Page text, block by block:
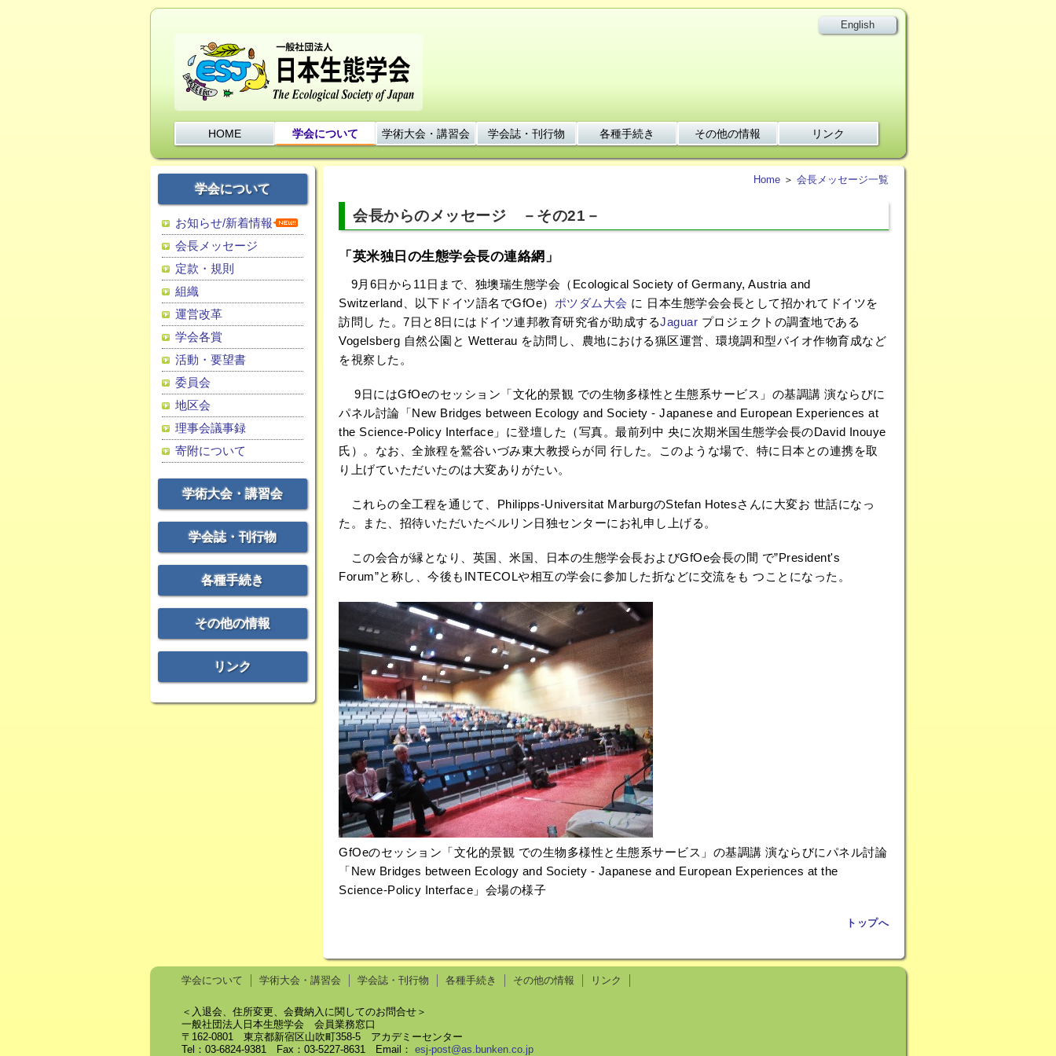
English
HOME 学会について 学術大会・講習会 学会誌・刊行物 各種手続き その他の情報 リンク
学会について
お知らせ/新着情報
会長メッセージ
定款・規則
組織
運営改革
学会各賞
活動・要望書
委員会
地区会
理事会議事録
寄附について
学術大会・講習会
学会誌・刊行物
各種手続き
その他の情報
リンク
Home ＞ 会長メッセージ一覧
会長からのメッセージ －その21－
「英米独日の生態学会長の連絡網」
9月6日から11日まで、独墺瑞生態学会（Ecological Society of Germany, Austria and
Switzerland、以下ドイツ語名でGfOe） ポツダム大会 に 日本生態学会会長として招かれてドイツを
訪問し た。7日と8日にはドイツ連邦教育研究省が助成するJaguar プロジェクトの調査地である
Vogelsberg 自然公園と Wetterau を訪問し、農地における猟区運営、環境調和型バイオ作物育成など
を視察した。
9日にはGfOeのセッション「文化的景観 での生物多様性と生態系サービス」の基調講 演ならびに
パネル討論「New Bridges between Ecology and Society - Japanese and European Experiences at
the Science-Policy Interface」に登壇した（写真。最前列中 央に次期米国生態学会長のDavid Inouye
氏）。なお、全旅程を鷲谷いづみ東大教授らが同 行した。このような場で、特に日本との連携を取
り上げていただいたのは大変ありがたい。
これらの全工程を通じて、Philipps-Universitat MarburgのStefan Hotesさんに大変お 世話になっ
た。また、招待いただいたベルリン日独センターにお礼申し上げる。
この会合が縁となり、英国、米国、日本の生態学会長およびGfOe会長の間 で”President's
Forum”と称し、今後もINTECOLや相互の学会に参加した折などに交流をも つことになった。
GfOeのセッション「文化的景観 での生物多様性と生態系サービス」の基調講 演ならびにパネル討論
「New Bridges between Ecology and Society - Japanese and European Experiences at the
Science-Policy Interface」会場の様子
トップへ
学会について 学術大会・講習会 学会誌・刊行物 各種手続き その他の情報 リンク
＜入退会、住所変更、会費納入に関してのお問合せ＞
一般社団法人日本生態学会 会員業務窓口
〒162-0801 東京都新宿区山吹町358-5 アカデミーセンター
Tel：03-6824-9381 Fax：03-5227-8631 Email： esj-post@as.bunken.co.jp